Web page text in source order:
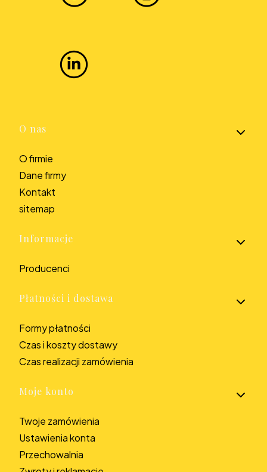
Linki w stopce
O nas
O firmie
Dane firmy
Kontakt
sitemap
Informacje
Producenci
Płatności i dostawa
Formy płatności
Czas i koszty dostawy
Czas realizacji zamówienia
Moje konto
Twoje zamówienia
Ustawienia konta
Przechowalnia